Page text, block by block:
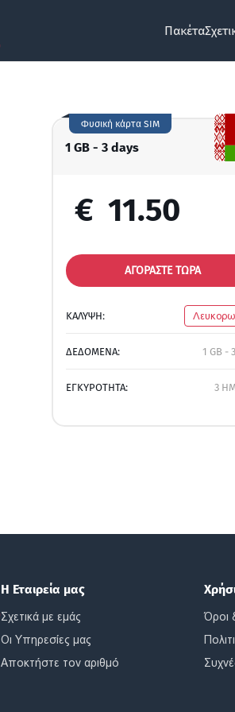
Πακέτα
1 GB - 3 days
Φυσική κάρτα SIM
€ 11.50
ΑΓΟΡΑΣΤΕ ΤΩΡΑ
ΚΑΛΥΨΗ:
ΔΕΔΟΜΕΝΑ: 1 GB -
ΕΓΚΥΡΟΤΗΤΑ: 3
Η Εταιρεία μας
Σχετικά με εμάς
Οι Υπηρεσίες μας
Αποκτήστε τον αριθμό
Όροι